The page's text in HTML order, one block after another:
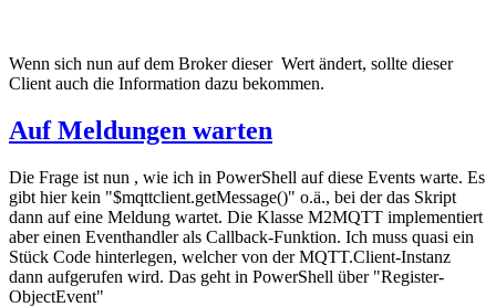
Wenn sich nun auf dem Broker dieser Wert ändert, sollte dieser
Client auch die Information dazu bekommen.
Auf Meldungen warten
Die Frage ist nun , wie ich in PowerShell auf diese Events warte. Es
gibt hier kein "$mqttclient.getMessage()" o.ä., bei der das Skript
dann auf eine Meldung wartet. Die Klasse M2MQTT implementiert
aber einen Eventhandler als Callback-Funktion. Ich muss quasi ein
Stück Code hinterlegen, welcher von der MQTT.Client-Instanz
dann aufgerufen wird. Das geht in PowerShell über "Register-
ObjectEvent"